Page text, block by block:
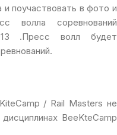
и поучаствовать в фото и
волла соревнований
.Пресс волл будет
/ Rail Masters не
BeeKteCamp